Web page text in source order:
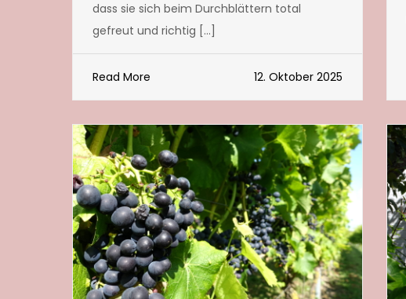
dass sie sich beim Durchblättern total
gefreut und richtig […]
Read More 12. Oktober 2025